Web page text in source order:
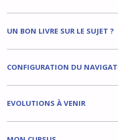
UN BON LIVRE SUR LE SUJET ?
CONFIGURATION DU
EVOLUTIONS À VENIR